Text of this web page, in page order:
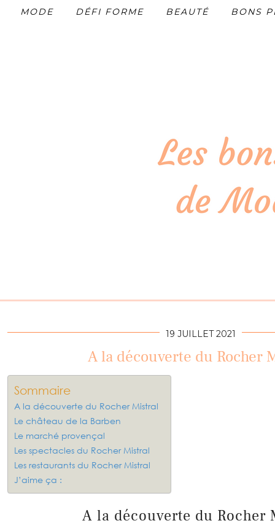
MODE DÉFI FORME BEAUTÉ BONS
19 JUILLET 2021
A la découverte du Rocher
Sommaire
A la découverte du Rocher Mistral
Le château de la Barben
Le marché provençal
Les spectacles du Rocher Mistral
Les restaurants du Rocher Mistral
J’aime ça :
A la découverte du Rocher